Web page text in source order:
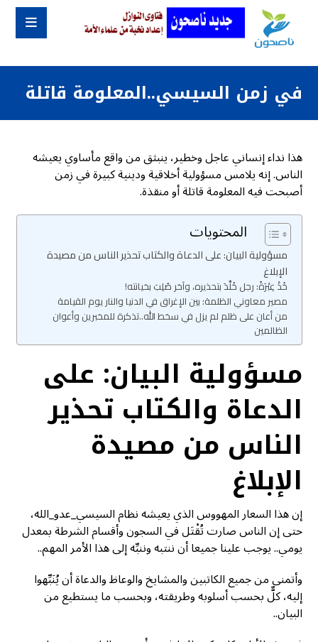
في زمن السيسي..المعلومة قاتلة
هذا نداء إنساني عاجل وخطير، ينبثق من واقع مأساوي يعيشه
الناس. إنه يلامس مسؤولية أخلاقية ودينية كبيرة في زمن
أصبحت فيه المعلومة قاتلة أو منقذة.
المحتويات
مسؤولية البيان: على الدعاة والكتاب تحذير الناس من مصيدة
الإبلاغ
خُذْ عِبْرَةً: رجل خُلِّدَ بتحذيره، وآخر صُلِبَ بخيانته!
مصير معاوني الظلمة: بين الإغراق في الدنيا والنار يوم القيامة
من أعان على ظلم لم يزل في سخط الله..تذكرة للمخبرين وأعوان
الظالمين
مسؤولية البيان: على
الدعاة والكتاب تحذير
الناس من مصيدة
الإبلاغ
إن هذا السعار المهووس الذي يعيشه نظام السيسي_عدو_الله،
حتى إن الناس صارت تُقْتَل في السجون وأقسام الشرطة بمعدل
يومي.. يوجب علينا جميعا أن ننتبه وننبِّه إلى هذا الأمر المهم..
وأتمنى من جميع الكاتبين والمشايخ والوعاظ والدعاة أن يُنَبِّهوا
إليه، كلٌّ بحسب أسلوبه وطريقته، وبحسب ما يستطيع من
البيان..